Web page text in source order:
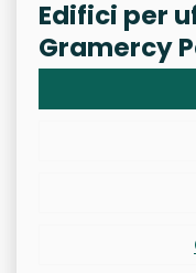
Edifici per
Gramercy